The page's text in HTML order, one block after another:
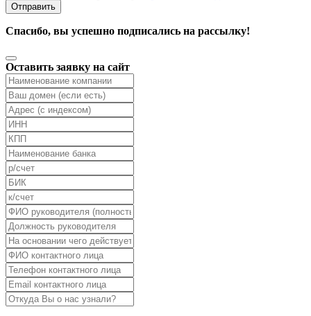
Отправить
Спасибо, вы успешно подписались на рассылку!
Оставить заявку на сайт